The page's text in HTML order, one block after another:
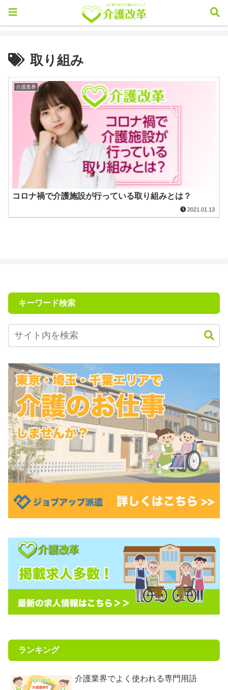
取り組み
介護業界
コロナ禍で介護施設が行っている取り組みとは？
2021.01.13
キーワード検索
ランキング
介護業界でよく使われる専門用語